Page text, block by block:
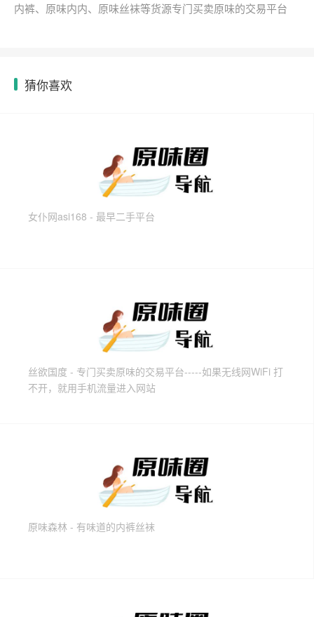
内裤、原味内内、原味丝袜等货源专门买卖原味的交易平台
猜你喜欢
女仆网asi168 - 最早二手平台
丝欲国度 - 专门买卖原味的交易平台-----如果无线网WiFi 打
不开，就用手机流量进入网站
原味森林 - 有味道的内裤丝袜